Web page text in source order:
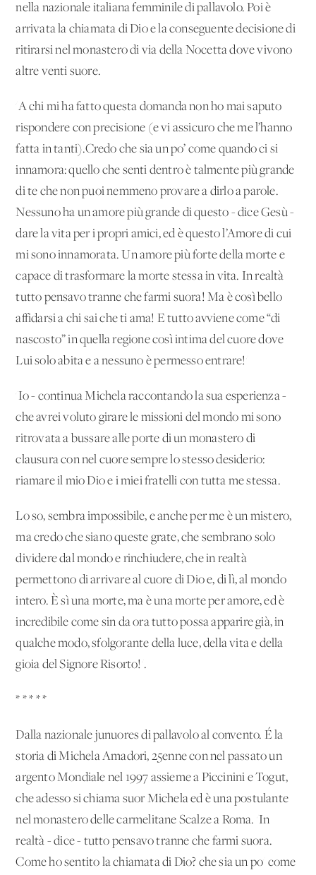
nella nazionale italiana femminile di pallavolo. Poi è
arrivata la chiamata di Dio e la conseguente decisione di
ritirarsi nel monastero di via della Nocetta dove vivono
altre venti suore.
'A chi mi ha fatto questa domanda non ho mai saputo
rispondere con precisione (e vi assicuro che me l’hanno
fatta in tanti).Credo che sia un po’ come quando ci si
innamora: quello che senti dentro è talmente più grande
di te che non puoi nemmeno provare a dirlo a parole.
Nessuno ha un amore più grande di questo - dice Gesù -
dare la vita per i propri amici, ed è questo l’Amore di cui
mi sono innamorata. Un amore più forte della morte e
capace di trasformare la morte stessa in vita. In realtà
tutto pensavo tranne che farmi suora! Ma è così bello
affidarsi a chi sai che ti ama! E tutto avviene come “di
nascosto” in quella regione così intima del cuore dove
Lui solo abita e a nessuno è permesso entrare!'
'Io - continua Michela raccontando la sua esperienza -
che avrei voluto girare le missioni del mondo mi sono
ritrovata a bussare alle porte di un monastero di
clausura con nel cuore sempre lo stesso desiderio:
riamare il mio Dio e i miei fratelli con tutta me stessa.
Lo so, sembra impossibile, e anche per me è un mistero,
ma credo che siano queste grate, che sembrano solo
dividere dal mondo e rinchiudere, che in realtà
permettono di arrivare al cuore di Dio e, di lì, al mondo
intero. È sì una morte, ma è una morte per amore, ed è
incredibile come sin da ora tutto possa apparire già, in
qualche modo, sfolgorante della luce, della vita e della
gioia del Signore Risorto!'.
* * * * *
Dalla nazionale junuores di pallavolo al convento. É la
storia di Michela Amadori, 25enne con nel passato un
argento Mondiale nel 1997 assieme a Piccinini e Togut,
che adesso si chiama suor Michela ed è una postulante
nel monastero delle carmelitane Scalze a Roma. 'In
realtà - dice - tutto pensavo tranne che farmi suora.
Come ho sentito la chiamata di Dio? che sia un po' come